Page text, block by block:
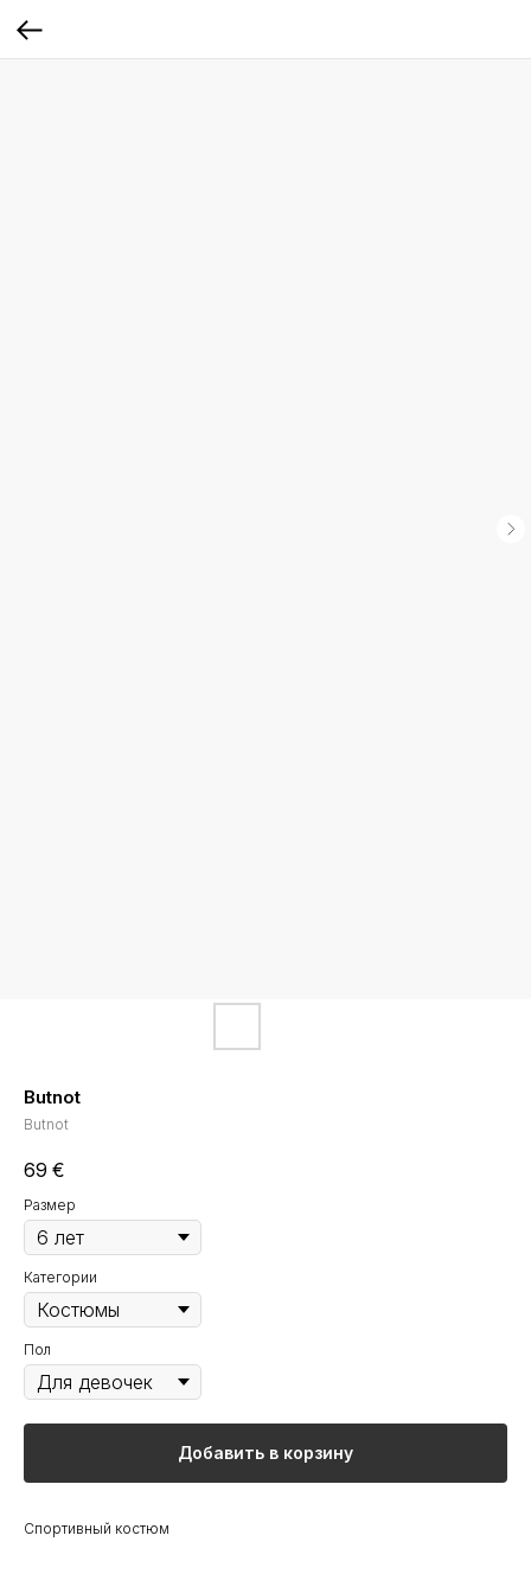
Butnot
Butnot
69 €
Размер
Категории
Пол
Добавить в корзину
Спортивный костюм